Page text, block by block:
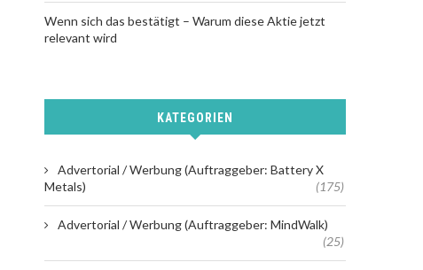
Wenn sich das bestätigt – Warum diese Aktie jetzt
relevant wird
KATEGORIEN
Advertorial / Werbung (Auftraggeber: Battery X
Metals)
(175)
Advertorial / Werbung (Auftraggeber: MindWalk)
(25)